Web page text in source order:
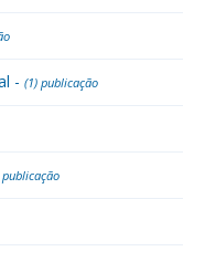
- (1) publicação
publicação